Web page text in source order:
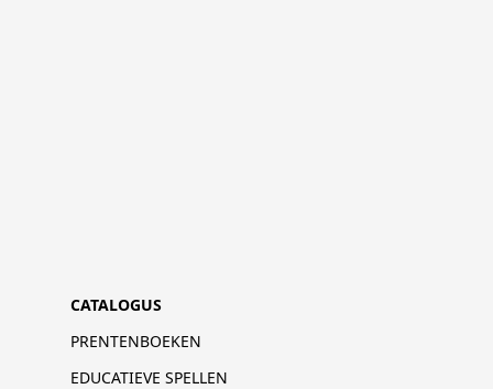
CATALOGUS
PRENTENBOEKEN
EDUCATIEVE SPELLEN